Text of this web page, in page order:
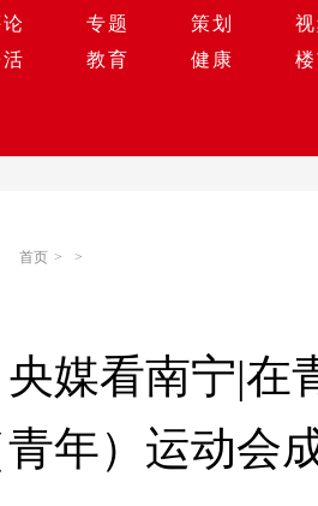
专题 策划
活 教育 健康
首页 > >
央媒看南宁|
年）运动会